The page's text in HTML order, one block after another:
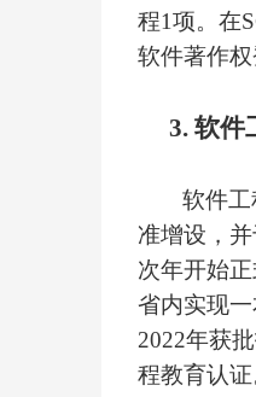
程1项。在
软件著作
3. 软件
软件
准增设，
次年开始
省内实现
2022年获
程教育认